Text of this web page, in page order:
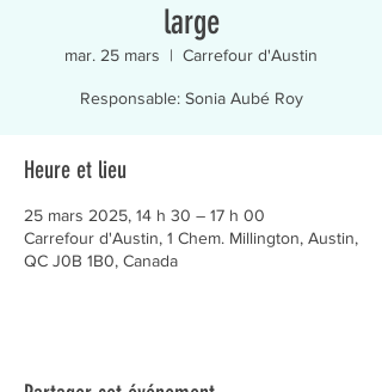
large
mar. 25 mars
  |
Carrefour d'Austin
Responsable: Sonia Aubé Roy
Heure et lieu
25 mars 2025, 14 h 30 – 17 h 00
Carrefour d'Austin, 1 Chem. Millington, Austin,
QC J0B 1B0, Canada